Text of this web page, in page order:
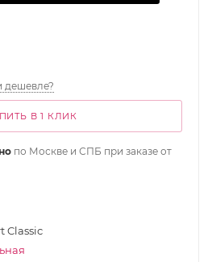
дешевле?
В 1 КЛИК
по Москве и СПБ при заказе от
Classic